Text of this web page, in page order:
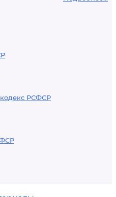
кодекс РСФСР